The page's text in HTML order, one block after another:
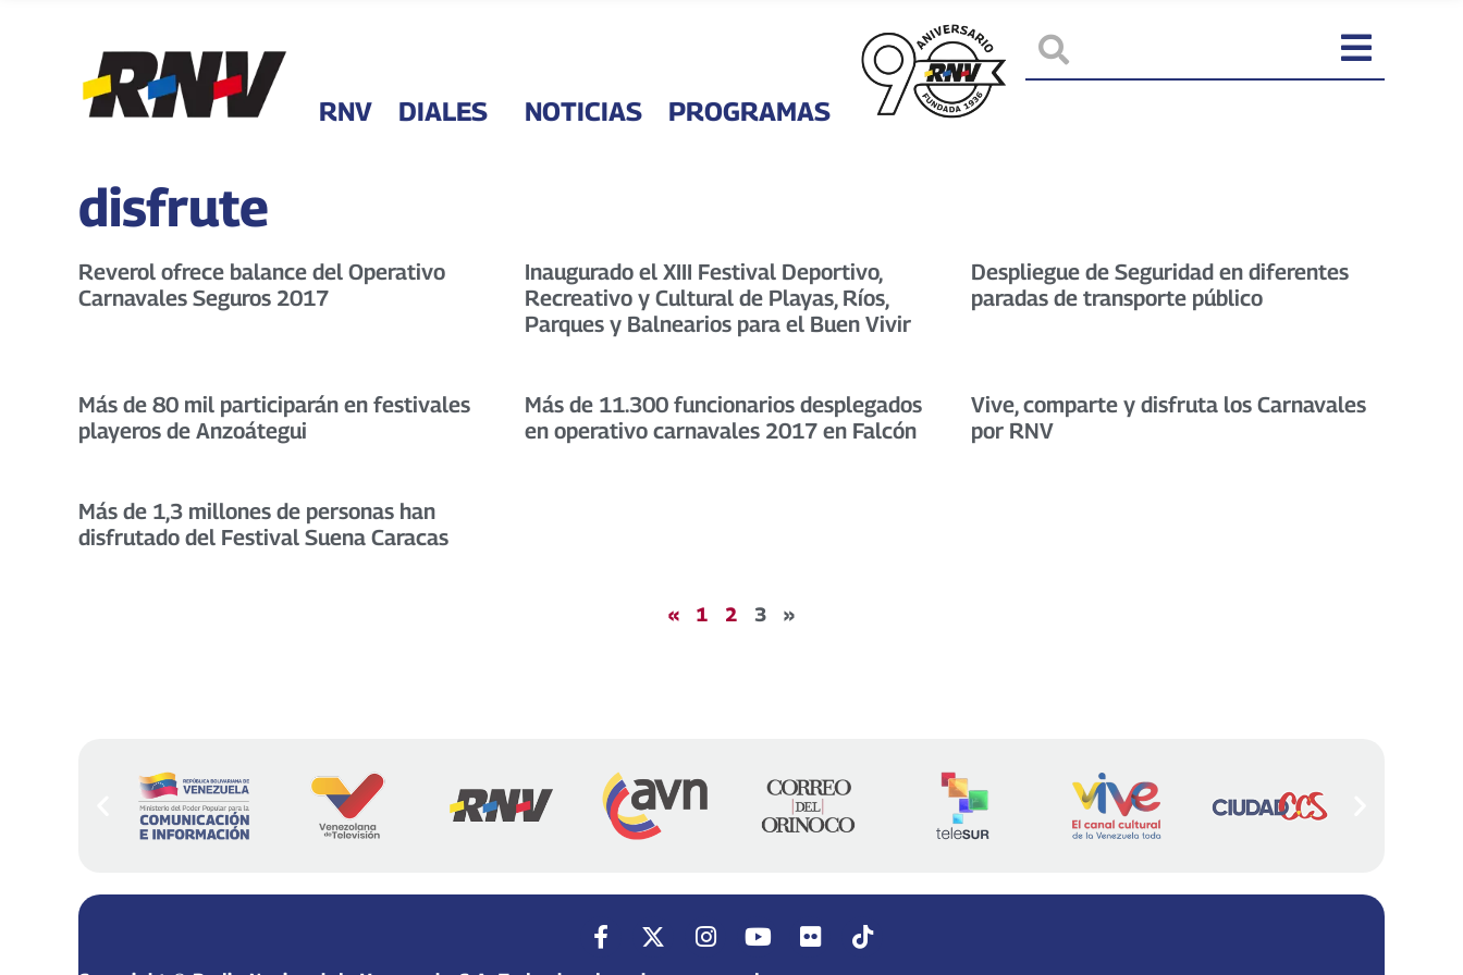
RNV DIALES NOTICIAS PROGRAMAS
disfrute
Reverol ofrece balance del Operativo
Carnavales Seguros 2017
Inaugurado el XIII Festival Deportivo,
Recreativo y Cultural de Playas, Ríos,
Parques y Balnearios para el Buen Vivir
Despliegue de Seguridad en diferentes
paradas de transporte público
Más de 80 mil participarán en festivales
playeros de Anzoátegui
Más de 11.300 funcionarios desplegados
en operativo carnavales 2017 en Falcón
Vive, comparte y disfruta los Carnavales
por RNV
Más de 1,3 millones de personas han
disfrutado del Festival Suena Caracas
« 1 2 3 »